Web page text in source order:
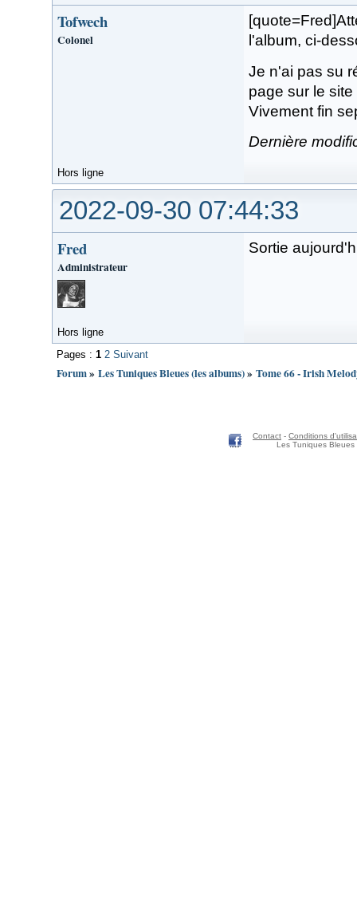
Tofwech
Colonel
l'album, ci-
Je n'ai pas su
page sur le
Vivement fin
Dernière
Hors ligne
2022-09-30 07:44:33
Fred
Administrateur
Sortie
Hors ligne
Pages : 1 2 Suivant
Forum» Les Tuniques Bleues (les albums)» Tome 66 - Irish
Contact - Conditions
Les Tuniques